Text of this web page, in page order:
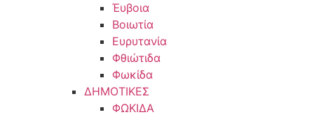
Έυβοια
Βοιωτία
Ευρυτανία
Φθιώτιδα
Φωκίδα
ΔΗΜΟΤΙΚΕΣ
ΦΩΚΙΔΑ